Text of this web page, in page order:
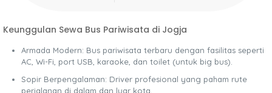
Keunggulan Sewa Bus Pariwisata di Jogja
Armada Modern: Bus pariwisata terbaru dengan fasilitas seperti
AC, Wi-Fi, port USB, karaoke, dan toilet (untuk big bus).
Sopir Berpengalaman: Driver profesional yang paham rute
perjalanan di dalam dan luar kota.